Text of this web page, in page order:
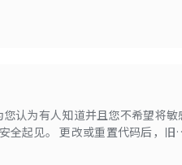
认为有人知道并且您不希望将敏
全起见。 更改或重置代码后，旧